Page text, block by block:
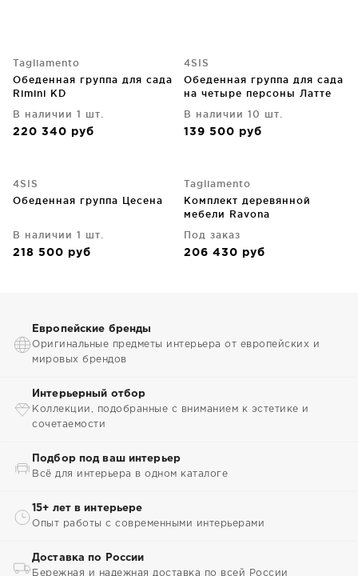
Tagliamento
Обеденная группа для сада
Rimini KD
В наличии 1 шт.
220 340 руб
4SIS
Обеденная группа для сада
на четыре персоны Латте
В наличии 10 шт.
139 500 руб
4SIS
Обеденная группа Цесена
В наличии 1 шт.
218 500 руб
Tagliamento
Комплект деревянной
мебели Ravona
Под заказ
206 430 руб
Европейские бренды
Оригинальные предметы интерьера от европейских и
мировых брендов
Интерьерный отбор
Коллекции, подобранные с вниманием к эстетике и
сочетаемости
Подбор под ваш интерьер
Всё для интерьера в одном каталоге
15+ лет в интерьере
Опыт работы с современными интерьерами
Доставка по России
Бережная и надежная доставка по всей России